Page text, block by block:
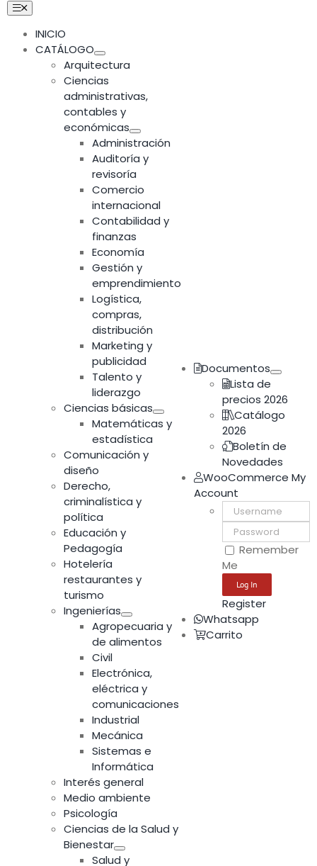
Skip
content
Toggle
Navigation
INICIO
CATÁLOGO
Arquitectura
Ciencias
administrativas,
contables y
económicas
Administración
Auditoría y
revisoría
Comercio
internacional
Contabilidad y
finanzas
Economía
Gestión y
emprendimiento
Logística,
compras,
distribución
Marketing y
publicidad
Talento y
liderazgo
Ciencias básicas
Matemáticas y
estadística
Comunicación y
diseño
Derecho,
criminalística y
política
Educación y
Pedagogía
Hotelería
restaurantes y
turismo
Ingenierías
Agropecuaria y
de alimentos
Civil
Electrónica,
eléctrica y
comunicaciones
Industrial
Mecánica
Sistemas e
Informática
Interés general
Medio ambiente
Psicología
Ciencias de la Salud y
Bienestar
Salud y
Documentos
Lista de
precios 2026
Catálogo
2026
Boletín de
Novedades
WooCommerce My
Account
Username:
Password:
Remember
Me
Register
Whatsapp
Carrito